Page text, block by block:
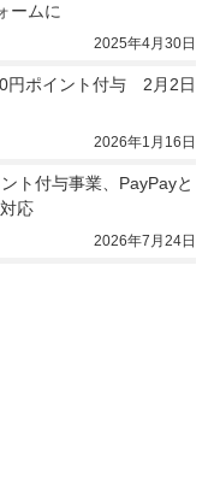
ームに
2025年4月30日
円ポイント付与　2月2日
2026年1月16日
ト付与事業、PayPayと
応
2026年7月24日